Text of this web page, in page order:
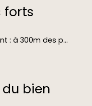
forts
Emplacement : à 300m des plages
bien